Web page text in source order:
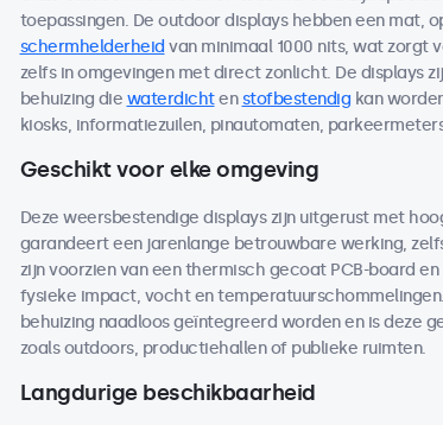
toepassingen. De outdoor displays hebben een mat,
schermhelderheid van minimaal 1000 nits, wat
zelfs in omgevingen met direct zonlicht. De displays
behuizing die waterdichtenstofbestendig kan
kiosks, informatiezuilen, pinautomaten,
Geschikt voor elke omgeving
Deze weersbestendige displays zijn uitgerust met
garandeert een jarenlange betrouwbare werking,
zijn voorzien van een thermisch gecoat PCB-board
fysieke impact, vocht en
behuizing naadloos geïntegreerd worden en is deze
zoals outdoors, productiehallen of publieke ruimten.
Langdurige beschikbaarheid